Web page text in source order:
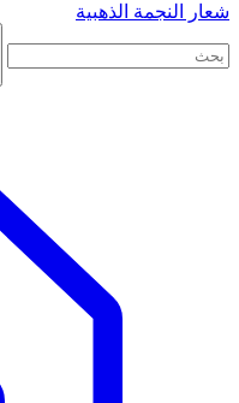
شعار النجمة الذهبية